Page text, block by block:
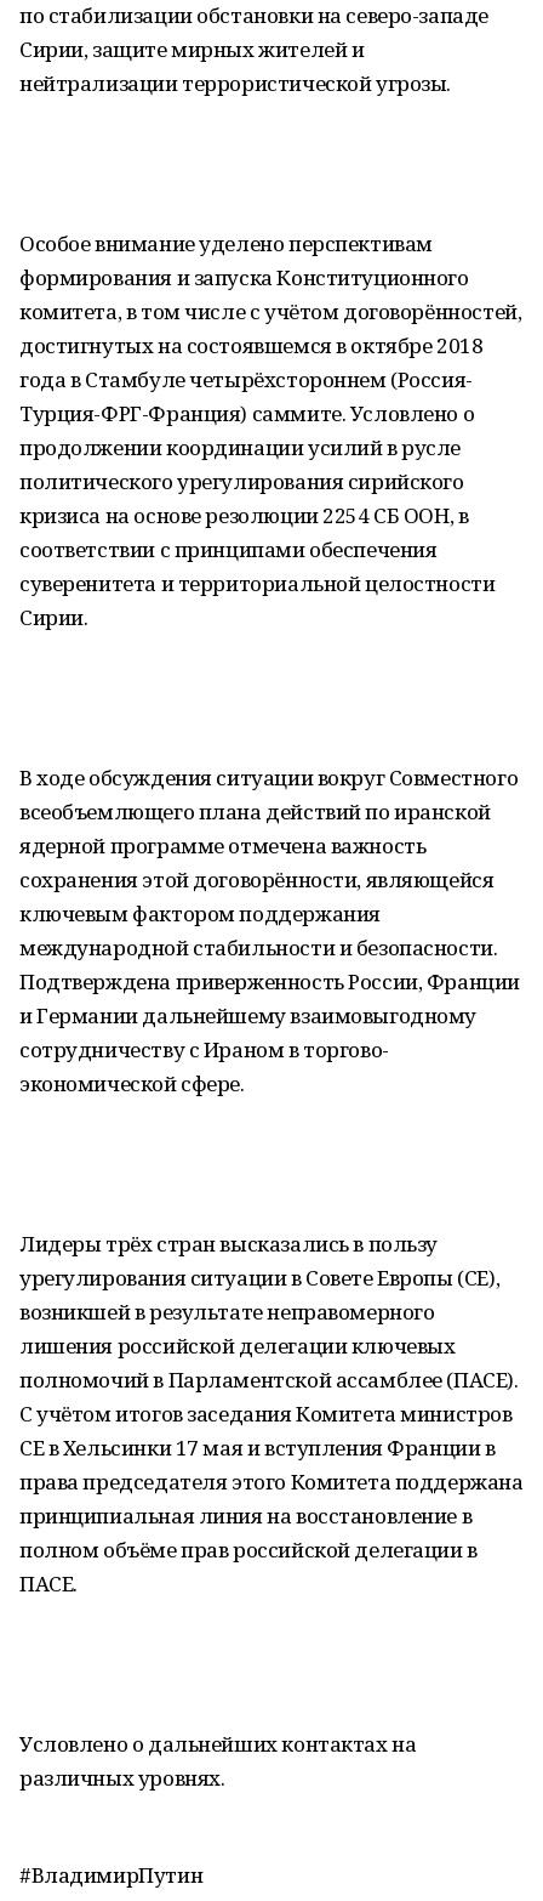
по стабилизации обстановки на северо-западе
Сирии, защите мирных жителей и
нейтрализации террористической угрозы.
Особое внимание уделено перспективам
формирования и запуска Конституционного
комитета, в том числе с учётом договорённостей,
достигнутых на состоявшемся в октябре 2018
года в Стамбуле четырёхстороннем (Россия-
Турция-ФРГ-Франция) саммите. Условлено о
продолжении координации усилий в русле
политического урегулирования сирийского
кризиса на основе резолюции 2254 СБ ООН, в
соответствии с принципами обеспечения
суверенитета и территориальной целостности
Сирии.
В ходе обсуждения ситуации вокруг Совместного
всеобъемлющего плана действий по иранской
ядерной программе отмечена важность
сохранения этой договорённости, являющейся
ключевым фактором поддержания
международной стабильности и безопасности.
Подтверждена приверженность России, Франции
и Германии дальнейшему взаимовыгодному
сотрудничеству с Ираном в торгово-
экономической сфере.
Лидеры трёх стран высказались в пользу
урегулирования ситуации в Совете Европы (СЕ),
возникшей в результате неправомерного
лишения российской делегации ключевых
полномочий в Парламентской ассамблее (ПАСЕ).
С учётом итогов заседания Комитета министров
СЕ в Хельсинки 17 мая и вступления Франции в
права председателя этого Комитета поддержана
принципиальная линия на восстановление в
полном объёме прав российской делегации в
ПАСЕ.
Условлено о дальнейших контактах на
различных уровнях.
#ВладимирПутин